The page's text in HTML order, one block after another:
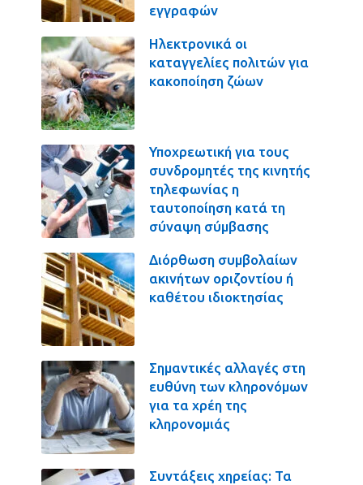
εγγραφών
Ηλεκτρονικά οι
καταγγελίες πολιτών για
κακοποίηση ζώων
Υποχρεωτική για τους
συνδρομητές της κινητής
τηλεφωνίας η
ταυτοποίηση κατά τη
σύναψη σύμβασης
Διόρθωση συμβολαίων
ακινήτων οριζοντίου ή
καθέτου ιδιοκτησίας
Σημαντικές αλλαγές στη
ευθύνη των κληρονόμων
για τα χρέη της
κληρονομιάς
Συντάξεις χηρείας: Τα